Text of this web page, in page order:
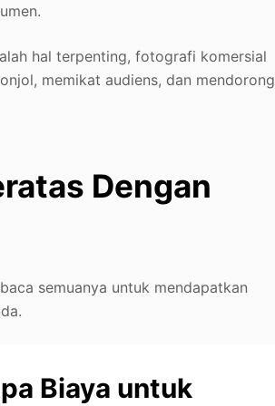
hal terpenting, fotografi komersial
memikat audiens, dan mendorong
Dengan
semuanya untuk mendapatkan
Biaya untuk